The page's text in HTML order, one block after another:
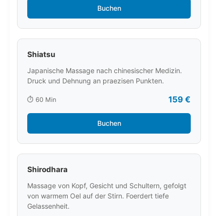
Buchen
Shiatsu
Japanische Massage nach chinesischer Medizin.
Druck und Dehnung an praezisen Punkten.
⏱️ 60 Min 159 €
Buchen
Shirodhara
Massage von Kopf, Gesicht und Schultern, gefolgt
von warmem Oel auf der Stirn. Foerdert tiefe
Gelassenheit.